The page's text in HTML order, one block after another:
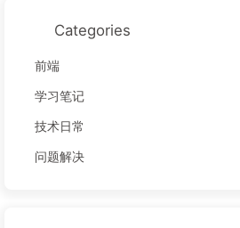
Categories
前端
学习笔记
技术日常
问题解决